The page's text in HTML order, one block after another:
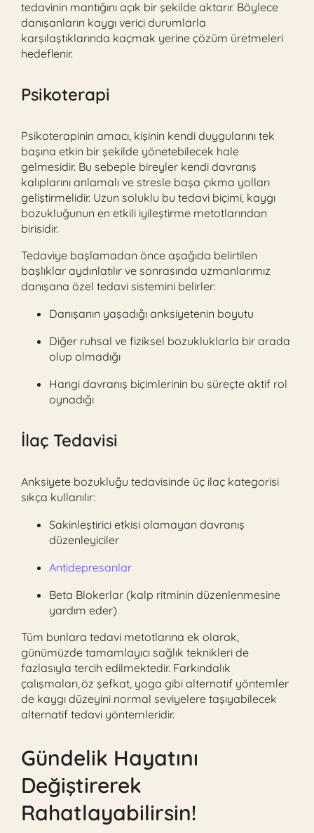
tedavinin mantığını açık bir şekilde aktarır. Böylece
danışanların kaygı verici durumlarla
karşılaştıklarında kaçmak yerine çözüm üretmeleri
hedeflenir.
Psikoterapi
Psikoterapinin amacı, kişinin kendi duygularını tek
başına etkin bir şekilde yönetebilecek hale
gelmesidir. Bu sebeple bireyler kendi davranış
kalıplarını anlamalı ve stresle başa çıkma yolları
geliştirmelidir. Uzun soluklu bu tedavi biçimi, kaygı
bozukluğunun en etkili iyileştirme metotlarından
birisidir.
Tedaviye başlamadan önce aşağıda belirtilen
başlıklar aydınlatılır ve sonrasında uzmanlarımız
danışana özel tedavi sistemini belirler:
Danışanın yaşadığı anksiyetenin boyutu
Diğer ruhsal ve fiziksel bozukluklarla bir arada
olup olmadığı
Hangi davranış biçimlerinin bu süreçte aktif rol
oynadığı
İlaç Tedavisi
Anksiyete bozukluğu tedavisinde üç ilaç kategorisi
sıkça kullanılır:
Sakinleştirici etkisi olamayan davranış
düzenleyiciler
Antidepresanlar
Beta Blokerlar (kalp ritminin düzenlenmesine
yardım eder)
Tüm bunlara tedavi metotlarına ek olarak,
günümüzde tamamlayıcı sağlık teknikleri de
fazlasıyla tercih edilmektedir. Farkındalık
çalışmaları, öz şefkat, yoga gibi alternatif yöntemler
de kaygı düzeyini normal seviyelere taşıyabilecek
alternatif tedavi yöntemleridir.
Gündelik Hayatını
Değiştirerek
Rahatlayabilirsin!